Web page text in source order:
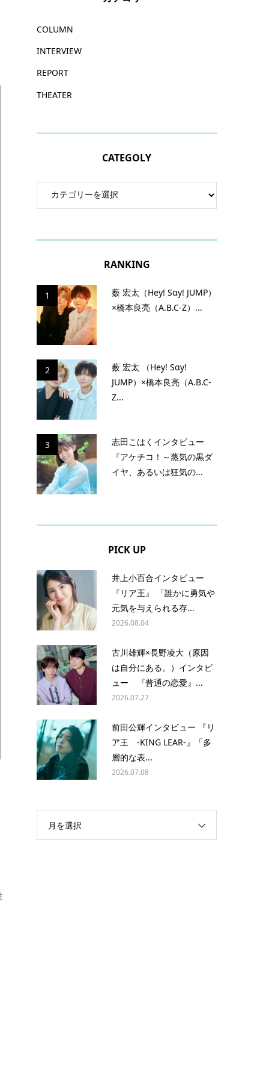
COLUMN
INTERVIEW
REPORT
THEATER
CATEGOLY
RANKING
1
薮 宏太（Hey! Sɑy! JUMP）
×橋本良亮（A.B.C-Z）...
2
薮 宏太 （Hey! Sɑy!
JUMP）×橋本良亮（A.B.C-
Z...
3
志田こはくインタビュー
『アケチコ！～蒸気の黒ダ
イヤ、あるいは狂気の...
PICK UP
井上小百合インタビュー
『リア王』 「誰かに勇気や
元気を与えられる存...
2026.08.04
古川雄輝×長野凌大（原因
は自分にある。）インタビ
ュー 『普通の恋愛』...
2026.07.27
前田公輝インタビュー 『リ
ア王 -KING LEAR-』「多
層的な表...
2026.07.08
月を選択